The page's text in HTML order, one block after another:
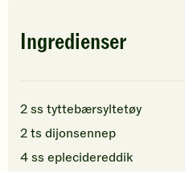
Ingredienser
2ss tyttebærsyltetøy
2ts dijonsennep
4ss eplecidereddik